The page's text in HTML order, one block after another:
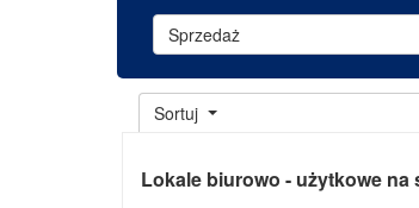
Sprzedaż
Sortuj
Lokale biurowo - użytkowe na